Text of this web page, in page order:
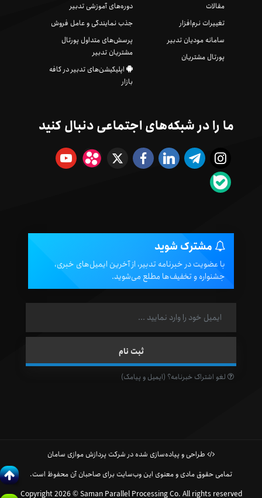
مقالات
تغییرات نرم‌افزار
سامانه مودیان تدبیر
پورتال مشتریان
دوره‌های آموزشی تدبیر
جذب نمایندگی و عامل فروش
پرسش‌های متداول پورتال
مشتریان تدبیر
اپلیکیشن‌های تدبیر در کافه
بازار
ما را در شبکه‌های اجتماعی دنبال کنید
مشترک شوید
با عضویت در خبرنامه تدبیر، از آخرین ایمیل‌های خبری،
جشنواره و تخفیف‌ها مطلع می‌شوید.
لغو اشتراک خبرنامه؟ (ایمیل و پیامک)
طراحی و پیاده‌سازی شده در شرکت پردازش موازی سامان
تمامی حقوق مادی و معنوی این وب‌سایت برای صاحبان آن محفوظ است.
Copyright 2026 © Saman Parallel Processing Co. All rights reserved